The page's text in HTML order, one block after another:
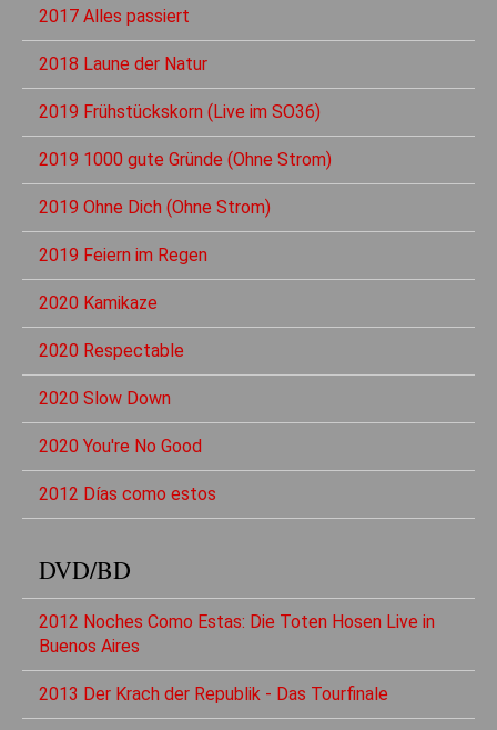
2017 Alles passiert
2018 Laune der Natur
2019 Frühstückskorn (Live im SO36)
2019 1000 gute Gründe (Ohne Strom)
2019 Ohne Dich (Ohne Strom)
2019 Feiern im Regen
2020 Kamikaze
2020 Respectable
2020 Slow Down
2020 You're No Good
2012 Días como estos
DVD/BD
2012 Noches Como Estas: Die Toten Hosen Live in
Buenos Aires
2013 Der Krach der Republik - Das Tourfinale